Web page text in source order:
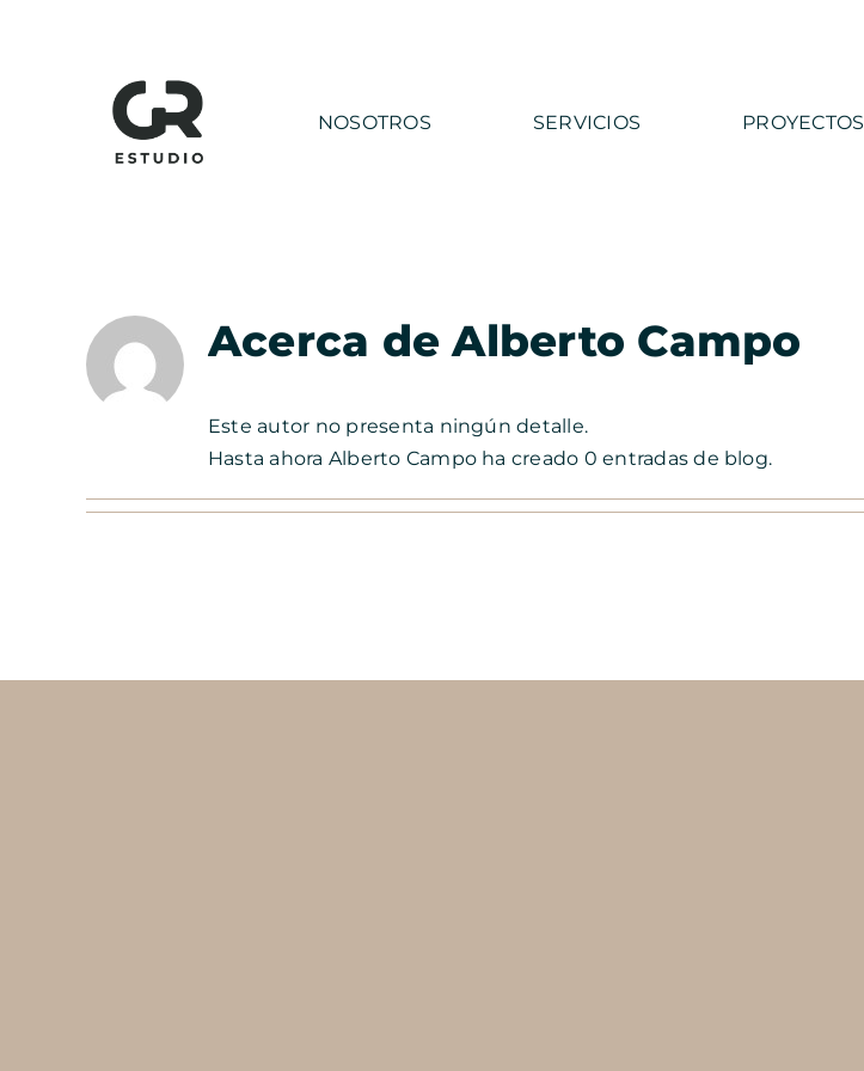
NOSOTROS
SERVICIOS PROYECTOS
Acerca deAlberto Campo
Este autor no presenta ningún detalle.
Hasta ahora Alberto Campo ha creado 0 entradas de blog.